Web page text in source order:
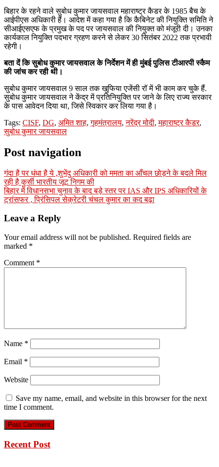
बिहार के रहने वाले सुबोध कुमार जायसवाल महाराष्ट्र कैडर के 1985 बैच के
आईपीएस अधिकारी हैं। आदेश में कहा गया है कि कैबिनेट की नियुक्ति समिति ने
सीआईएसएफ के प्रमुख के पद पर जायसवाल की नियुक्त को मंजूरी दी। उनका
कार्यकाल नियुक्ति पदभार ग्रहण करने से लेकर 30 सितंबर 2022 तक प्रभावी
रहेगी।
बता दें कि सुबोध कुमार जायसवाल के निर्देशन में ही मुंबई पुलिस टीआरपी स्कैम
की जांच कर रही थी।
सुबोध कुमार जायसवाल 9 साल तक खुफिया एजेंसी रॉ में भी काम कर चुके हैं.
सुबोध कुमार जायसवाल ने केंद्र में प्रतिनियुक्ति पर जाने के लिए राज्य सरकार
के पास आवेदन दिया था, जिसे स्विकार कर लिया गया है।
Tags: CISF, DG, अमित शाह,गृहमंत्रालय,नरेंद्र मोदी,महाराष्ट्र कैडर,
सुबोध कुमार जायसवाल
Post navigation
गंदा है पर धंधा है ये ,शुभेंदु अधिकारी को ममता का आँचल छोड़ने के बदले मिल
रही है कुर्सी भारतीय जूट निगम की
बिहार में विधानसभा चुनाव के बाद बड़े स्तर पर IAS और IPS अधिकारियों के
ट्रांसफर , प्रिंसिपल सेक्रेटरी चंचल कुमार का कद बढ़ा
Leave a Reply
Your email address will not be published. Required fields are
marked *
Comment *
Name *
Email *
Website
Save my name, email, and website in this browser for the next
time I comment.
Recent Post